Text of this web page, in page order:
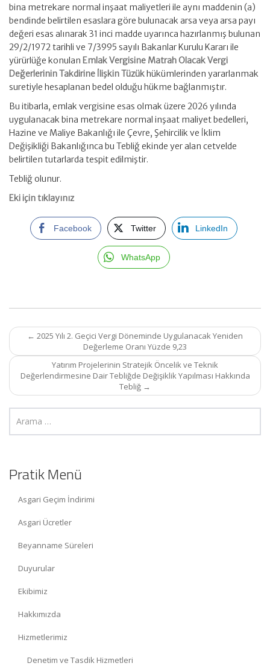
bina metrekare normal inşaat maliyetleri ile aynı maddenin (a)
bendinde belirtilen esaslara göre bulunacak arsa veya arsa payı
değeri esas alınarak 31 inci madde uyarınca hazırlanmış bulunan
29/2/1972 tarihli ve 7/3995 sayılı Bakanlar Kurulu Kararı ile
yürürlüğe konulan Emlak Vergisine Matrah Olacak Vergi
Değerlerinin Takdirine İlişkin Tüzükhükümlerinden yararlanmak
suretiyle hesaplanan bedel olduğu hükme bağlanmıştır.
Bu itibarla, emlak vergisine esas olmak üzere 2026 yılında
uygulanacak bina metrekare normal inşaat maliyet bedelleri,
Hazine ve Maliye Bakanlığı ile Çevre, Şehircilik ve İklim
Değişikliği Bakanlığınca bu Tebliğ ekinde yer alan cetvelde
belirtilen tutarlarda tespit edilmiştir.
Tebliğ olunur.
Eki için tıklayınız
Facebook Twitter LinkedIn
WhatsApp
Post
navigation
← 2025 Yılı 2. Geçici Vergi Döneminde Uygulanacak Yeniden
Değerleme Oranı Yüzde 9,23
Yatırım Projelerinin Stratejik Öncelik ve Teknik
Değerlendirmesine Dair Tebliğde Değişiklik Yapılması Hakkında
Tebliğ →
Pratik Menü
Asgari Geçim İndirimi
Asgari Ücretler
Beyanname Süreleri
Duyurular
Ekibimiz
Hakkımızda
Hizmetlerimiz
Denetim ve Tasdik Hizmetleri